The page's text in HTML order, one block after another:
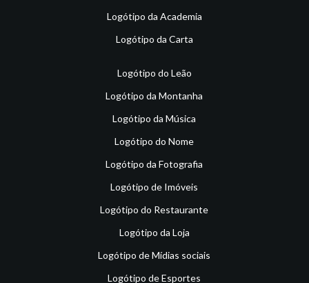
Logótipo da Academia
Logótipo da Carta
Logótipo do Leão
Logótipo da Montanha
Logótipo da Música
Logótipo do Nome
Logótipo da Fotografia
Logótipo de Imóveis
Logótipo do Restaurante
Logótipo da Loja
Logótipo de Mídias sociais
Logótipo de Esportes